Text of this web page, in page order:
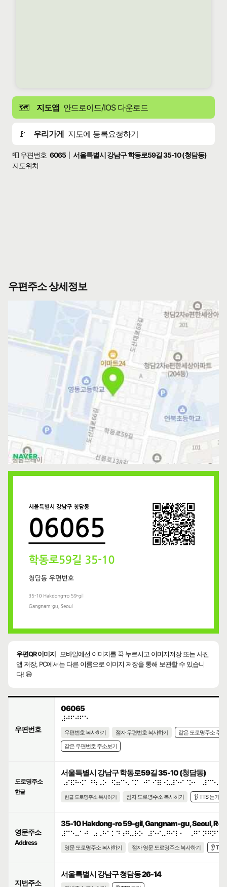
🗺️ 지도앱 안드로이드/IOS 다운로드
🚩 우리가게 지도에 등록요청하기
📮 우편번호 6065
서울특별시 강남구 학동로59길 35-10 (청담동)
지도위치
우편주소 상세정보
우편QR 이미지
모바일에선 이미지를 꾹 누르시고 이미지저장 또는 사진
앱 저장, PC에서는 다른 이름으로 이미지 저장을 통해 보관할 수 있습니
다! 😄
우편번호
06065
⠼⠚⠋⠚⠋⠑
우편번호 복사하기 점자 우편번호 복사하기
같은 도로명주소 주
같은 우편번호 주소보기
도로명주소
한글
서울특별시 강남구 학동로59길 35-10 (청담동)
한글 도로명주소 복사하기 점자 도로명주소 복사하기 👂 TTS 듣기
영문주소
Address
35-10 Hakdong-ro 59-gil, Gangnam-gu, Seoul,
영문 도로명주소 복사하기 점자 영문 도로명주소 복사하기 👂 TTS
지번주소
서울특별시 강남구 청담동 26-14